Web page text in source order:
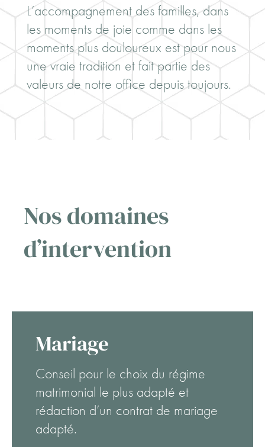
L’accompagnement des familles, dans
les moments de joie comme dans les
moments plus douloureux est pour nous
une vraie tradition et fait partie des
valeurs de notre office depuis toujours.
Nos domaines
d’intervention
Mariage
Conseil pour le choix du régime
matrimonial le plus adapté et
rédaction d’un contrat de mariage
adapté.